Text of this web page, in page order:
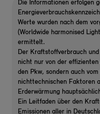
Die Informationen erfolgen
Werte wurden nach dem
(Worldwide harmonised
ermittelt.
Der Kraftstoffverbrauch
nicht nur von der
den Pkw, sondern auch
nichttechnischen Faktoren
Erderwärmung
Ein Leitfaden über den
Emissionen aller in